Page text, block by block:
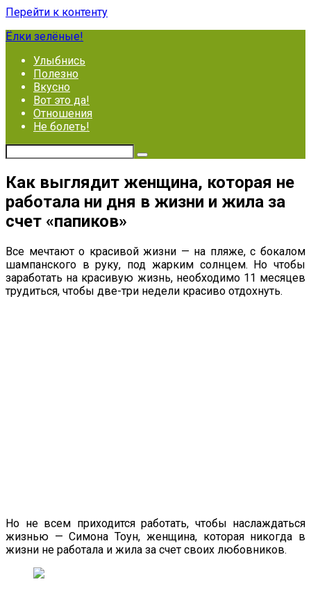
Перейти к контенту
Ёлки зелёные!
Улыбнись
Полезно
Вкусно
Вот это да!
Отношения
Не болеть!
Как выглядит женщина, которая не
работала ни дня в жизни и жила за
счет «папиков»
Все мечтают о красивой жизни — на пляже, с бокалом
шампанского в руку, под жарким солнцем. Но чтобы
заработать на красивую жизнь, необходимо 11 месяцев
трудиться, чтобы две-три недели красиво отдохнуть.
Но не всем приходится работать, чтобы наслаждаться
жизнью — Симона Тоун, женщина, которая никогда в
жизни не работала и жила за счет своих любовников.